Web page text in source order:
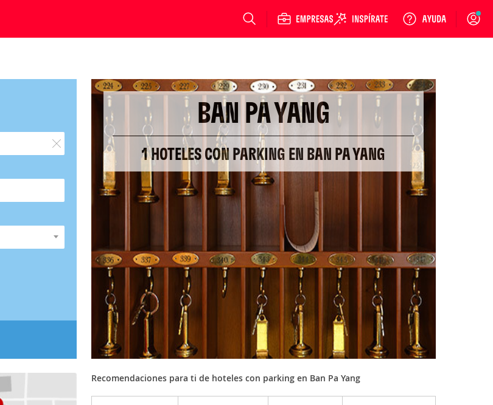
Login
BAN PA YANG
1 HOTELES CON PARKING EN BAN PA YANG
Recomendaciones para ti de hoteles con parking en Ban Pa Yang